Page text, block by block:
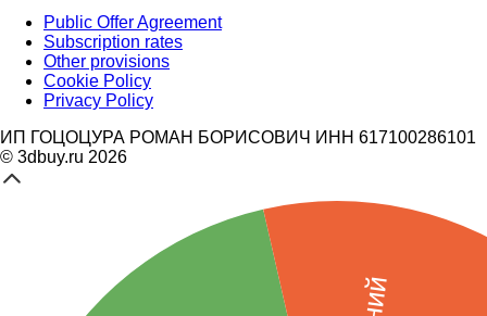
Public Offer Agreement
Subscription rates
Other provisions
Cookie Policy
Privacy Policy
ИП ГОЦОЦУРА РОМАН БОРИСОВИЧ ИНН 617100286101
© 3dbuy.ru 2026